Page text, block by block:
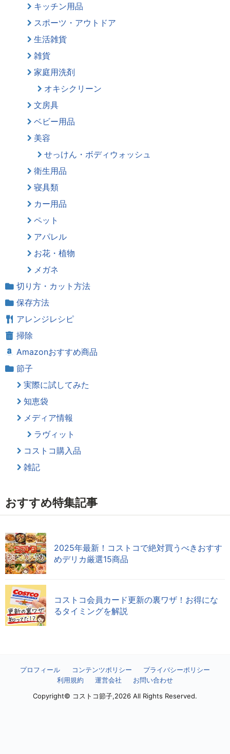
キッチン用品
スポーツ・アウトドア
生活雑貨
雑貨
家庭用洗剤
オキシクリーン
文房具
ベビー用品
美容
せっけん・ボディウォッシュ
衛生用品
寝具類
カー用品
ペット
アパレル
お花・植物
メガネ
切り方・カット方法
保存方法
アレンジレシピ
掃除
Amazonおすすめ商品
節子
実際に試してみた
知恵袋
メディア情報
ラヴィット
コストコ購入品
雑記
おすすめ特集記事
2025年最新！コストコで絶対買うべきおすす
めデリカ厳選15商品
コストコ会員カード更新の裏ワザ！お得にな
るタイミングを解説
プロフィール コンテンツポリシー
プライバシーポリシー
利用規約
運営会社
お問い合わせ
Copyright© コストコ節子,2026 All Rights Reserved.